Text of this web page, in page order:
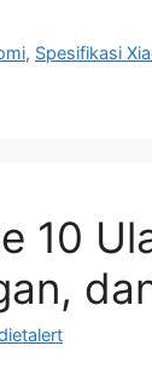
, Spesifikasi
10